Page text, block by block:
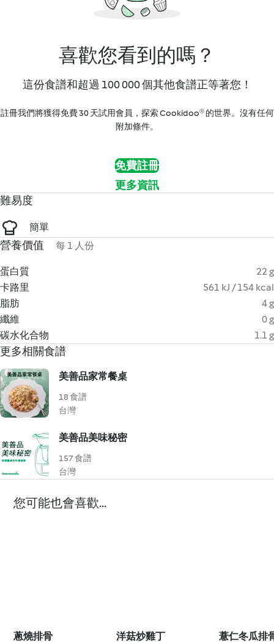
喜歡您看到的嗎？
這份食譜和超過 100 000 個其他食譜正等著您！
註冊我們將獲得免費 30 天試用會員，探索 Cookidoo® 的世界。沒有任何
附加條件。
免費註冊
更多資訊
難易度
簡單
營養價值 每 1 人份
蛋白質
22 g
卡路里
561 kJ / 154 kcal
脂肪
4 g
纖維
0 g
碳水化合物
1.1 g
更多相關食譜
美善品家常餐桌
18 食譜
台灣
美善品美味秘密
157 食譜
台灣
您可能也會喜歡...
蔥燒排骨 洋菇炒雞丁 薏仁冬瓜排